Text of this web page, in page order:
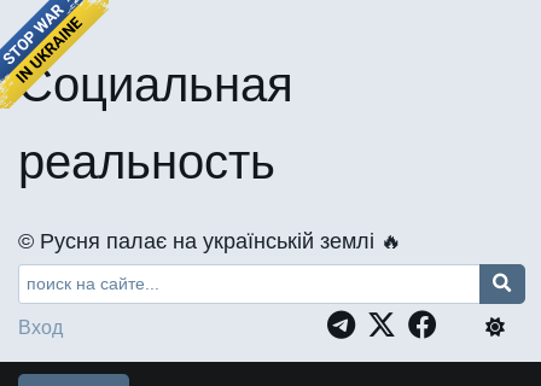
Социальная
реальность
©️ Русня палає на українській землі 🔥
Вход